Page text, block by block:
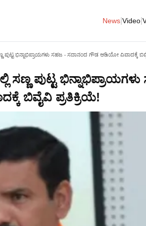
News Video
ಪುಟ್ಟ ಭಿನ್ನಾಭಿಪ್ರಾಯಗಳು ಸಹಜ - ಸದಾನಂದ ಗೌಡ ಆಡಿಯೋ ವಿವಾದಕ್ಕೆ
ಸಣ್ಣ ಪುಟ್ಟ
ಬಿವೈವಿ ಪ್ರತಿಕ್ರಿಯೆ!